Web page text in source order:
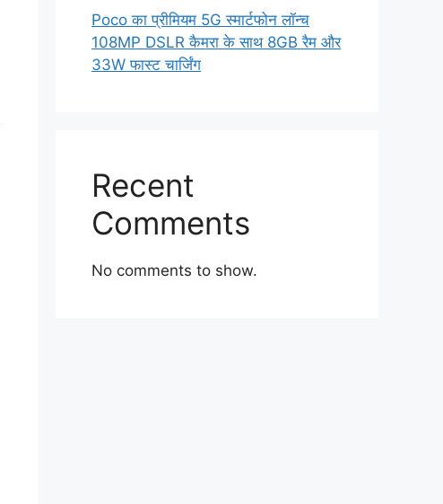
Poco का प्रीमियम 5G स्मार्टफोन लॉन्च
108MP DSLR कैमरा के साथ 8GB रैम और
33W फास्ट चार्जिंग
Recent
Comments
No comments to show.